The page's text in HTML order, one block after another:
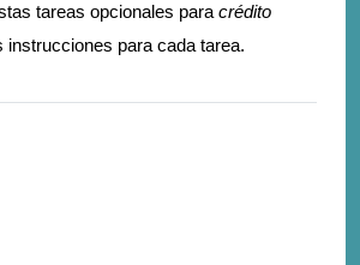
tareas opcionales para crédito
instrucciones para cada tarea.